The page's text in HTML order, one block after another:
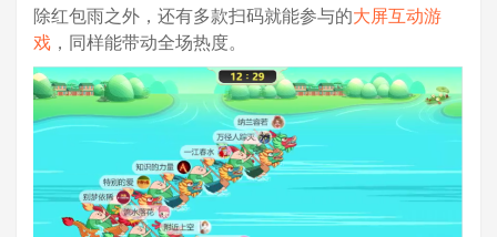
除红包雨之外，还有多款扫码就能参与的大屏互动游
戏 ，同样能带动全场热度。